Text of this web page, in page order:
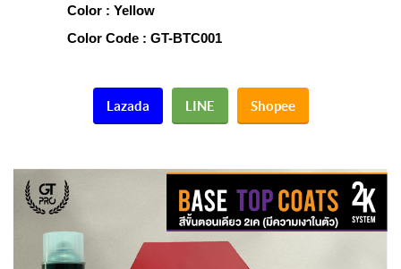
Color : Yellow
Color Code : GT-BTC001
Lazada LINE Shopee